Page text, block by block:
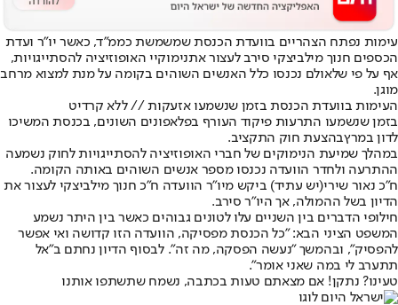
עימות נפתח הצהריים בוועדת הכנסת שמשמשת כממ"ד, כאשר יו״ר ועדת
הכספים חנוך מילביצקי סירב לעצור אתנימוקיי האופוזיציה להסתייגויות,
אף על פי שלאולם נכנסו כלל האנשים השוהים בקומה על מנת למצוא מרחב
מוגן.
העימות בוועדת הכנסת בזמן שנשמעו אזעקות // ללא קרדיט
בזמן שנשמעו התרעות פיקוד העורף בפלאפונים השונים, בכנסת המשיכו
לדון במרץבהצעת חוק התקציב.
במהלך שמיעת הנימוקים של חברי האופוזיציה להסתייגויות לחוק נשמעה
ההתרעה ולחדר הוועדה נכנסו מספר אנשים השוהים באותה הקומה.
ח"כ נאור שירי(יש עתיד) ביקש מיו״ר הוועדה ח״כ חנוך מילביצקי לעצור את
הדיון בשל ההמולה, אך היו״ר סירב.
חילופי הדברים בין השניים עלו לטונים גבוהים כאשר בין היתר נשמע
המשפט הציני הבא: "כל הכנסת מפסיקה, הוועדה הזו קדושה ואי אפשר
להפסיק", ובהמשך "נעשה הפסקה, מה זה". לבסוף הדיון נחתם ב"אל
תתערב לי במה שאני אומר".
טעינו? נתקן! אם מצאתם טעות בכתבה, נשמח שתשתפו אותנו